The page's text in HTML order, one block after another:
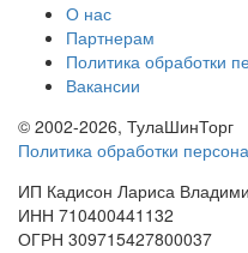
О нас
Партнерам
Политика обработки
Вакансии
© 2002-2026, ТулаШинТорг
Политика обработки
ИП Кадисон Лариса
ИНН 710400441132
ОГРН 309715427800037